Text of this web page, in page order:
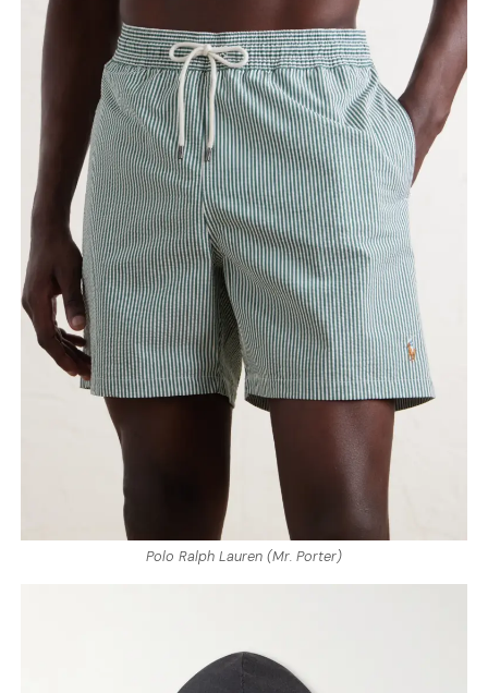
Polo Ralph Lauren (Mr. Porter)